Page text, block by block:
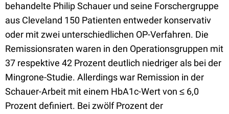
behandelte Philip Schauer und seine Forschergruppe
aus Cleveland 150 Patienten entweder konservativ
oder mit zwei unterschiedlichen OP-Verfahren. Die
Remissionsraten waren in den Operationsgruppen mit
37 respektive 42 Prozent deutlich niedriger als bei der
Mingrone-Studie. Allerdings war Remission in der
Schauer-Arbeit mit einem HbA1c-Wert von ≤ 6,0
Prozent definiert. Bei zwölf Prozent der